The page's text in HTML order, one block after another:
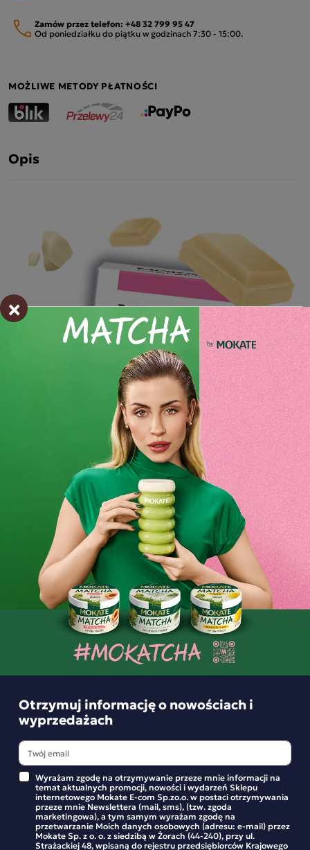
Zamów przez telefon: +48 32 799 95 47
Od poniedziałku do piątku w godzinach 7:30 - 15:00.
MOŻLIWE METODY PŁATNOŚCI
Opis
Napój Czekoladowy Mokate o smaku białej
czekolady 200g, 8 saszetek
Zanurz się w niebiańskim świecie rozkoszy smakowej z
naszym niezwykłym napojem czekoladowym o smaku białej
czekolady. Nasza receptura łączy w sobie najwyższej jakości
składniki, tworząc niezapomniane doznania dla Twojego
Białe czekoladowe aromaty, skomponowane z
delikatnością i precyzją, rozkwitają w każdym łyku,
pozostawiając w ustach subtelną słodycz i kremową nutę.
To nie tylko napój czekoladowy; to prawdziwe
doświadczenie smakowe, które przeniesie Cię w świat
Składniki i wartości odżywcze
Opinie o produkcie
BĄDŹ PIERWSZYM KTÓRY NAPISZE RECENZJĘ
Podobne produkty
Promocja
Mokate Chocolate Frappe Drink Słony
karmel
Napój
piernikowym
×
Otrzymuj informację o nowościach i
wyprzedażach
Wyrażam zgodę na otrzymywanie przeze mnie informacji na
temat aktualnych promocji, nowości i wydarzeń Sklepu
internetowego Mokate E-com Sp.zo.o. w postaci otrzymywania
przeze mnie Newslettera (mail, sms), (tzw. zgoda
marketingowa), a tym samym wyrażam zgodę na
przetwarzanie Moich danych osobowych (adresu: e-mail) przez
Mokate Sp. z o. o. z siedzibą w Żorach (44-240), przy ul.
Strażackiej 48, wpisaną do rejestru przedsiębiorców Krajowego